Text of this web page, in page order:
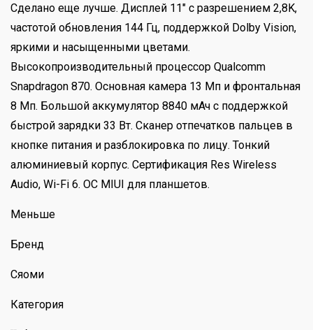
Сделано еще лучше. Дисплей 11" с разрешением 2,8K,
частотой обновления 144 Гц, поддержкой Dolby Vision,
яркими и насыщенными цветами.
Высокопроизводительный процессор Qualcomm
Snapdragon 870. Основная камера 13 Мп и фронтальная
8 Мп. Большой аккумулятор 8840 мАч с поддержкой
быстрой зарядки 33 Вт. Сканер отпечатков пальцев в
кнопке питания и разблокировка по лицу. Тонкий
алюминиевый корпус. Сертификация Res Wireless
Audio, Wi-Fi 6. ОС MIUI для планшетов.
Меньше
Бренд
Сяоми
Категория